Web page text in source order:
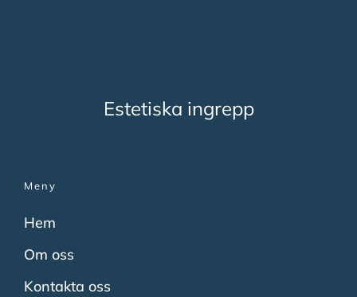
Estetiska ingrepp
Meny
Hem
Om oss
Kontakta oss